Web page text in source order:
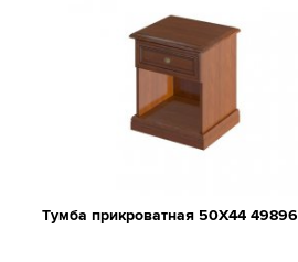
Тумба прикроватная 50Х44 49896